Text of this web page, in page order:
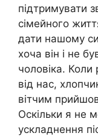
підтримувати
сімейного
дати нашому
хоча він і не
чоловіка.
від нас,
вітчим
Оскільки я не
ускладнення